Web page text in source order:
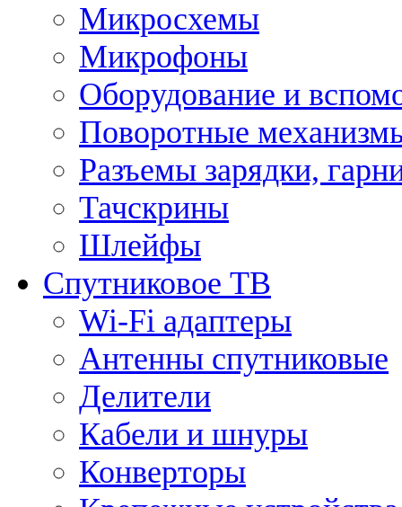
Микросхемы
Микрофоны
Оборудование и
Поворотные
Разъемы зарядки,
Тачскрины
Шлейфы
Спутниковое ТВ
Wi-Fi адаптеры
Антенны спутниковые
Делители
Кабели и шнуры
Конверторы